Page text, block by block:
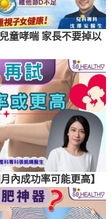
童哮喘 家長不要掉以
內成功率可能更高】